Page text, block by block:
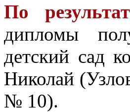
По
дипломы
детский сад
Николай
№ 10).